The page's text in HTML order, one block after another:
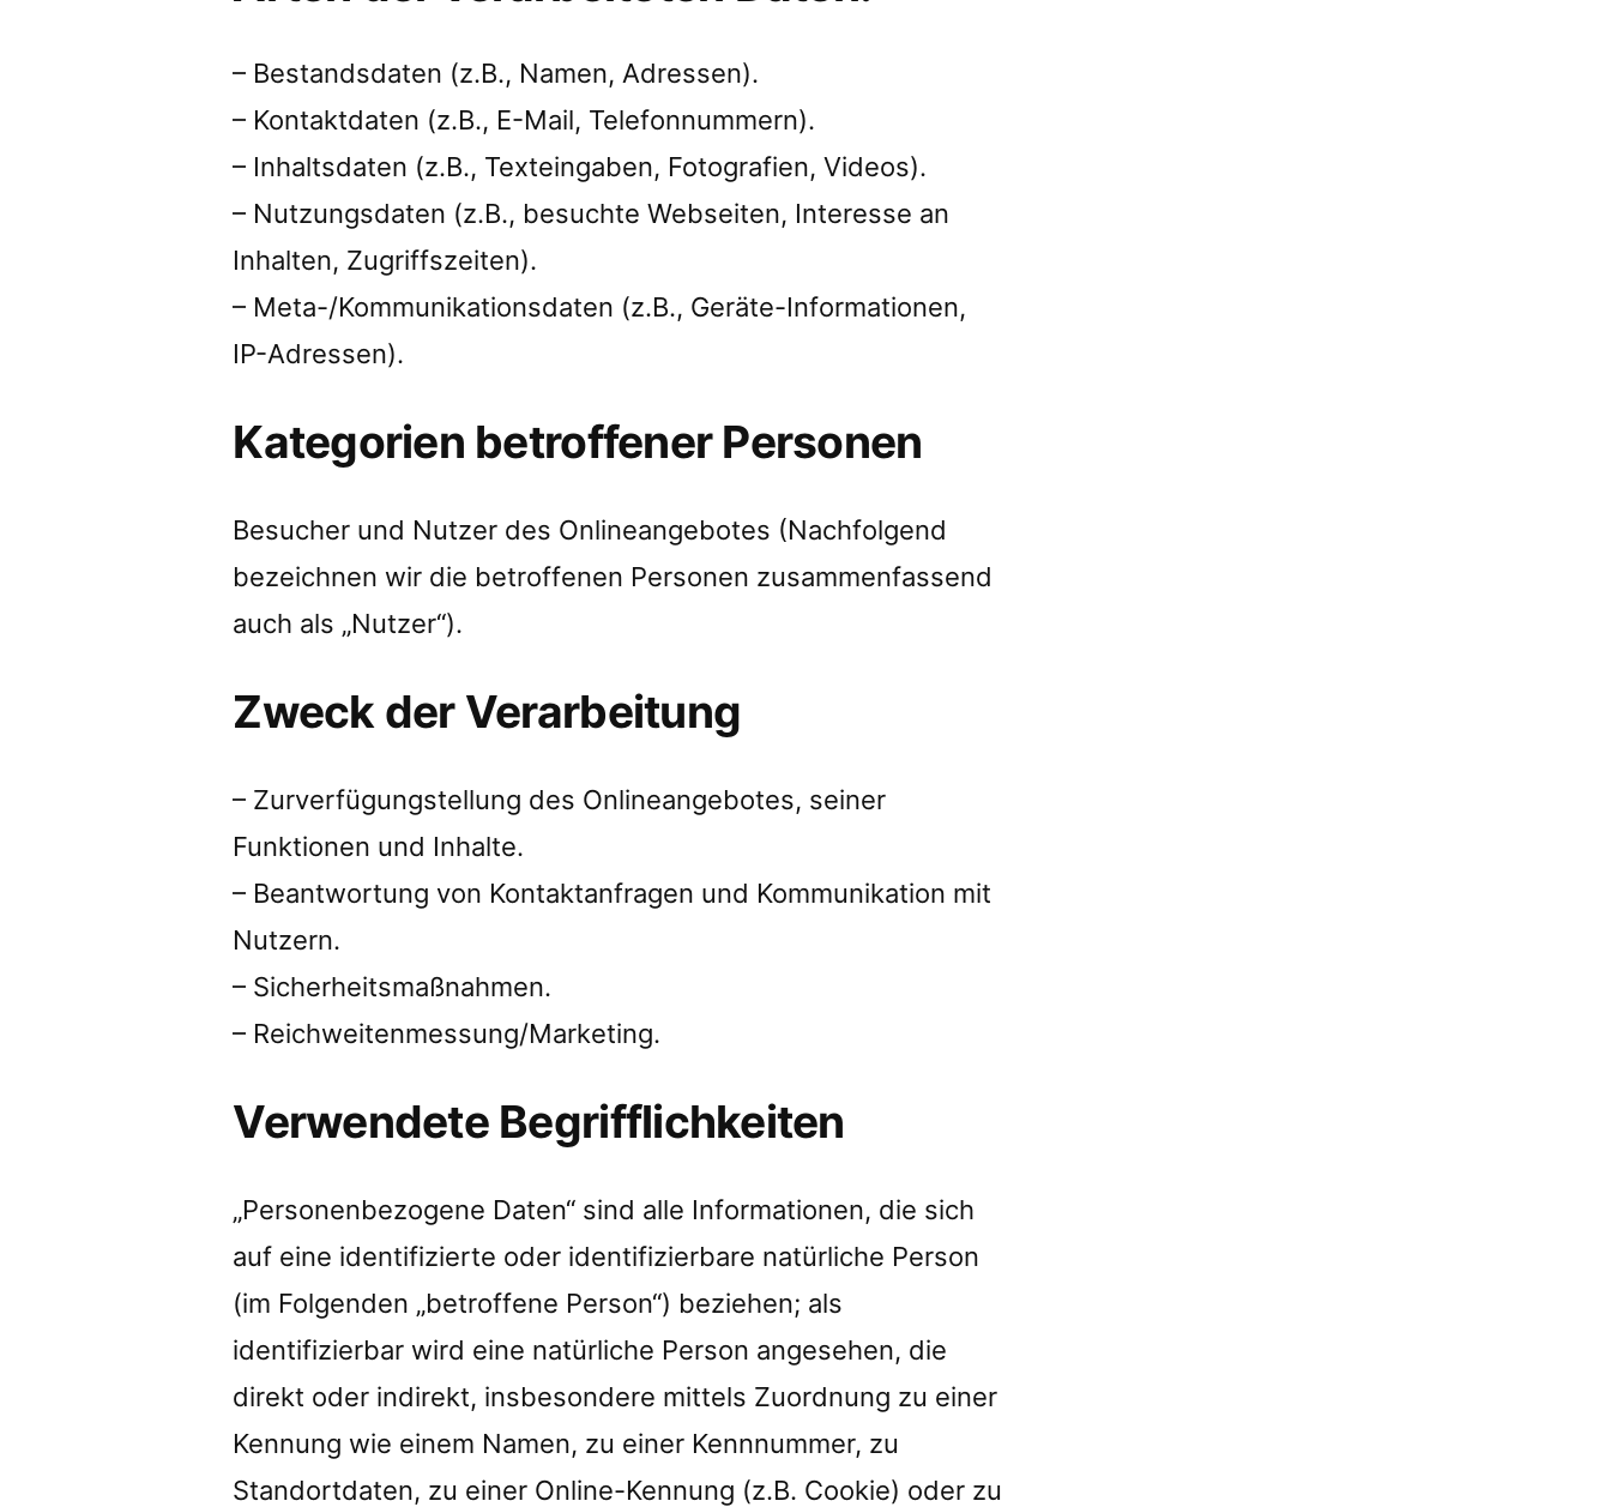
– Bestandsdaten (z.B., Namen, Adressen).
– Kontaktdaten (z.B., E-Mail, Telefonnummern).
– Inhaltsdaten (z.B., Texteingaben, Fotografien, Videos).
– Nutzungsdaten (z.B., besuchte Webseiten, Interesse an
Inhalten, Zugriffszeiten).
– Meta-/Kommunikationsdaten (z.B., Geräte-Informationen,
IP-Adressen).
Kategorien betroffener Personen
Besucher und Nutzer des Onlineangebotes (Nachfolgend
bezeichnen wir die betroffenen Personen zusammenfassend
auch als „Nutzer“).
Zweck der Verarbeitung
– Zurverfügungstellung des Onlineangebotes, seiner
Funktionen und Inhalte.
– Beantwortung von Kontaktanfragen und Kommunikation mit
Nutzern.
– Sicherheitsmaßnahmen.
– Reichweitenmessung/Marketing.
Verwendete Begrifflichkeiten
„Personenbezogene Daten“ sind alle Informationen, die sich
auf eine identifizierte oder identifizierbare natürliche Person
(im Folgenden „betroffene Person“) beziehen; als
identifizierbar wird eine natürliche Person angesehen, die
direkt oder indirekt, insbesondere mittels Zuordnung zu einer
Kennung wie einem Namen, zu einer Kennnummer, zu
Standortdaten, zu einer Online-Kennung (z.B. Cookie) oder zu